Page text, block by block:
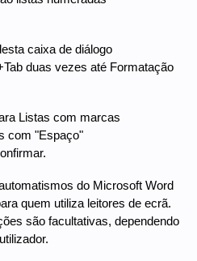
caixa de diálogo
duas vezes até Formatação
Listas com marcas
com "Espaço"
do Microsoft Word
quem utiliza leitores de ecrã.
são facultativas, dependendo